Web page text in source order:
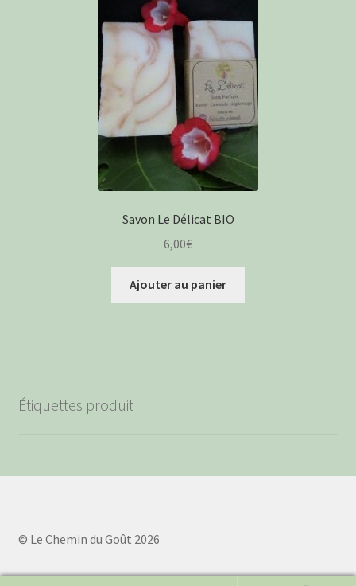
Savon Le Délicat BIO
6,00€
Ajouter au panier
Étiquettes produit
© Le Chemin du Goût 2026